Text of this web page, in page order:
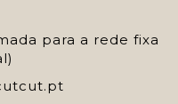
para a rede fixa